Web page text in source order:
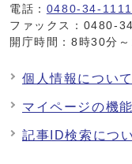
電話： 0480-34-1111
ファックス：0480-
開庁時間：8時30分
個人情報について
マイページの機
記事ID検索につ